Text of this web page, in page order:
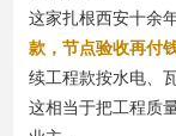
这家扎根西安十余
款，节点验收再付
续工程款按水电、
这相当于把工程质